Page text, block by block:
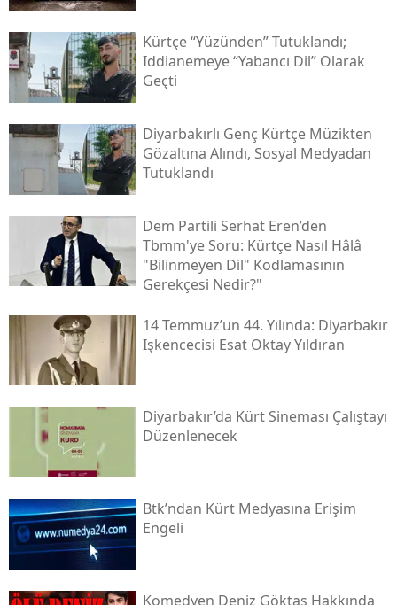
Kürtçe “yüzünden” Tutuklandı;
Iddianemeye “yabancı Dil” Olarak
Geçti
Diyarbakırlı Genç Kürtçe Müzikten
Gözaltına Alındı, Sosyal Medyadan
Tutuklandı
Dem Partili Serhat Eren’den
Tbmm'ye Soru: Kürtçe Nasıl Hâlâ
"bilinmeyen Dil" Kodlamasının
Gerekçesi Nedir?"
14 Temmuz’un 44. Yılında: Diyarbakır
Işkencecisi Esat Oktay Yıldıran
Diyarbakır’da Kürt Sineması Çalıştayı
Düzenlenecek
Btk’ndan Kürt Medyasına Erişim
Engeli
Komedyen Deniz Göktaş Hakkında